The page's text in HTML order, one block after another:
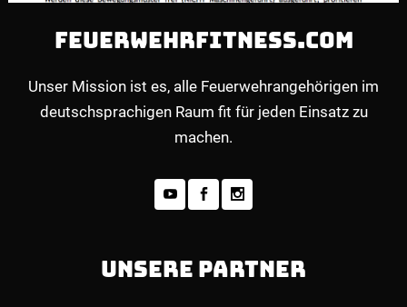
FEUERWEHRFITNESS.COM
Unser Mission ist es, alle Feuerwehrangehörigen im
deutschsprachigen Raum fit für jeden Einsatz zu
machen.
UNSERE PARTNER